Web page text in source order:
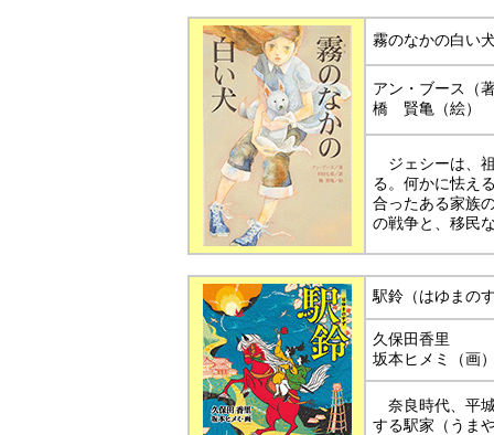
霧のなかの白い
アン・ブース
橋 賢亀（絵）
ジェシーは、
る。何かに怯え
合ったある家族
の戦争と、移民
駅鈴（はゆまの
久保田香里
坂本ヒメミ（画
奈良時代、平
する駅家（うま